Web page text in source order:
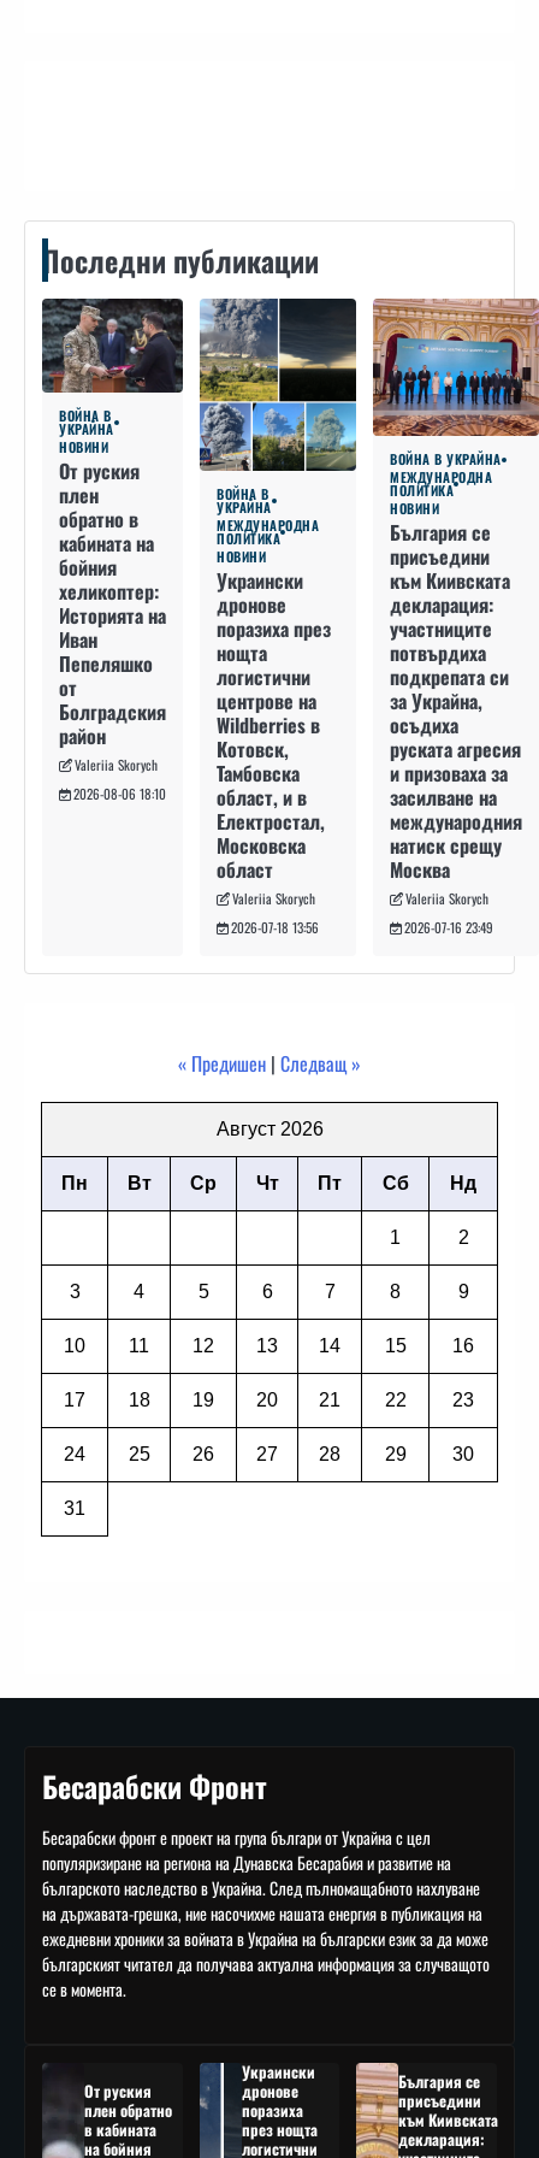
Последни публикации
ВОЙНА В
УКРАЙНА
НОВИНИ
От руския
плен
обратно в
кабината на
бойния
хеликоптер:
Историята на
Иван
Пепеляшко
от
Болградския
район
Valeriia Skorych
2026-08-06 18:10
ВОЙНА В
УКРАЙНА
МЕЖДУНАРОДНА
ПОЛИТИКА
НОВИНИ
Украински
дронове
поразиха през
нощта
логистични
центрове на
Wildberries в
Котовск,
Тамбовска
област, и в
Електростал,
Московска
област
Valeriia Skorych
2026-07-18 13:56
ВОЙНА В УКРАЙНА
МЕЖДУНАРОДНА
ПОЛИТИКА
НОВИНИ
България се
присъедини
към Киивската
декларация:
участниците
потвърдиха
подкрепата си
за Украйна,
осъдиха
руската агресия
и призоваха за
засилване на
международния
натиск срещу
Москва
Valeriia Skorych
2026-07-16 23:49
« Предишен | Следващ »
Август 2026
Пн Вт Ср Чт Пт Сб Нд
1 2
3 4 5 6 7 8 9
10 11 12 13 14 15 16
17 18 19 20 21 22 23
24 25 26 27 28 29 30
31
Бесарабски Фронт
Бесарабски фронт е проект на група българи от Украйна с цел
популяризиране на региона на Дунавска Бесарабия и развитие на
българското наследство в Украйна. След пълномащабното нахлуване
на държавата-грешка, ние насочихме нашата енергия в публикация на
ежедневни хроники за войната в Украйна на български език за да може
българският читател да получава актуална информация за случващото
се в момента.
От руския
плен обратно
в кабината
на бойния
Украински
дронове
поразиха
през нощта
логистични
България се
присъедини
към Киивската
декларация: